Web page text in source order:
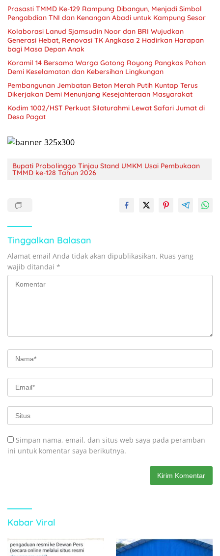
Prasasti TMMD Ke-129 Rampung Dibangun, Menjadi Simbol
Pengabdian TNI dan Kenangan Abadi untuk Kampung Sesor
Kolaborasi Lanud Sjamsudin Noor dan BRI Wujudkan
Generasi Hebat, Renovasi TK Angkasa 2 Hadirkan Harapan
bagi Masa Depan Anak
Koramil 14 Bersama Warga Gotong Royong Pangkas Pohon
Demi Keselamatan dan Kebersihan Lingkungan
Pembangunan Jembatan Beton Merah Putih Kuntap Terus
Dikerjakan Demi Menunjang Kesejahteraan Masyarakat
Kodim 1002/HST Perkuat Silaturahmi Lewat Safari Jumat di
Desa Pagat
Bupati Probolinggo Tinjau Stand UMKM Usai Pembukaan
TMMD ke-128 Tahun 2026
Tinggalkan Balasan
Alamat email Anda tidak akan dipublikasikan. Ruas yang
wajib ditandai *
Simpan nama, email, dan situs web saya pada peramban
ini untuk komentar saya berikutnya.
Kabar Viral